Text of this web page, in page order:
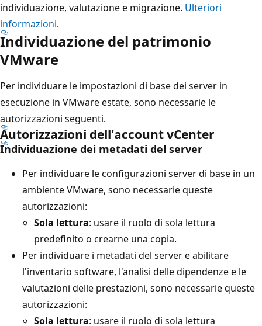
individuazione, valutazione e migrazione. Ulteriori
informazioni.
Individuazione del patrimonio
VMware
Per individuare le impostazioni di base dei server in
esecuzione in VMware estate, sono necessarie le
autorizzazioni seguenti.
Autorizzazioni dell'account vCenter
Individuazione dei metadati del server
Per individuare le configurazioni server di base in un
ambiente VMware, sono necessarie queste
autorizzazioni:
Sola lettura: usare il ruolo di sola lettura
predefinito o crearne una copia.
Per individuare i metadati del server e abilitare
l'inventario software, l'analisi delle dipendenze e le
valutazioni delle prestazioni, sono necessarie queste
autorizzazioni:
Sola lettura: usare il ruolo di sola lettura